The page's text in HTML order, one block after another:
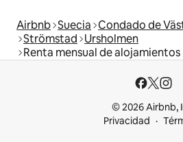
Airbnb Suecia Condado de
Strömstad Ursholmen
Renta mensual de alojamientos
© 2026 Airbnb,
Privacidad